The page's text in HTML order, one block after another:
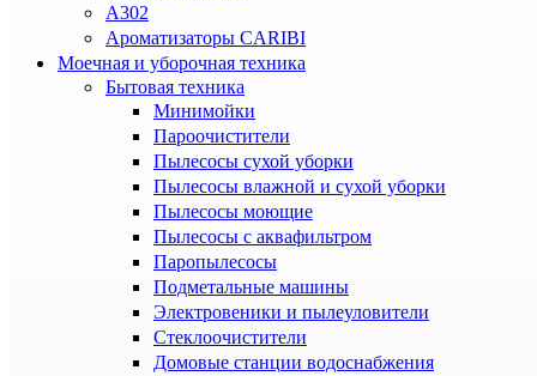
A302
Ароматизаторы CARIBI
Моечная и уборочная техника
Бытовая техника
Минимойки
Пароочистители
Пылесосы сухой уборки
Пылесосы влажной и сухой уборки
Пылесосы моющие
Пылесосы с аквафильтром
Паропылесосы
Подметальные машины
Электровеники и пылеуловители
Стеклоочистители
Домовые станции водоснабжения